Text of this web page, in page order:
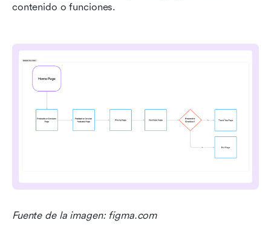
contenido o funciones.
Fuente de la imagen: figma.com